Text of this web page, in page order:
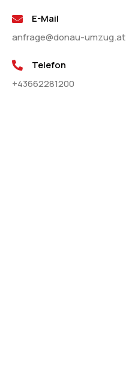
E-Mail
anfrage@donau-umzug.at
Telefon
+43662281200